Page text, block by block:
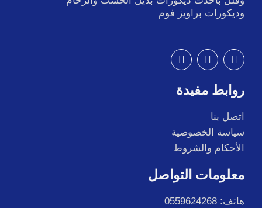
وديكورات براويز فوم
F
a
e
b
o
k
T
w
t
r
I
n
t
a
r
m
روابط مفيدة
اتصل بنا
سياسة الخصوصية
الأحكام والشروط
معلومات التواصل
هاتف: 0559624268